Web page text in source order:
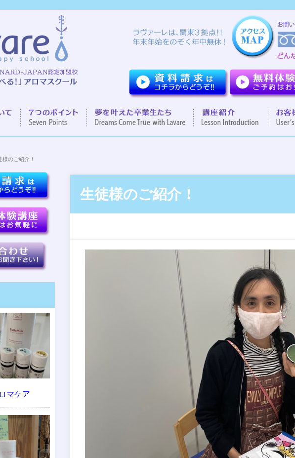
ラヴァーレについて７つのポイント 夢を叶えた卒業生達 講座紹
のご紹介！
生徒様のご紹介！
マケア